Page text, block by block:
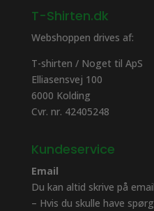
T-Shirten.dk
Webshoppen drives af:
T-shirten / Noget til ApS
Elliasensvej 100
6000 Kolding
Cvr. nr. 42405248
Kundeservice
Email
Du kan altid skrive på
– Hvis du skulle have